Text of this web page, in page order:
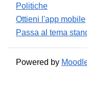
Politiche
Ottieni l'app mobile
Passa al tema
Powered by